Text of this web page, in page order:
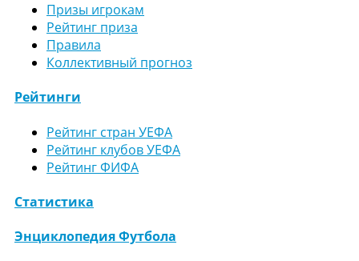
Призы игрокам
Рейтинг приза
Правила
Коллективный прогноз
Рейтинги
Рейтинг стран УЕФА
Рейтинг клубов УЕФА
Рейтинг ФИФА
Статистика
Энциклопедия Футбола